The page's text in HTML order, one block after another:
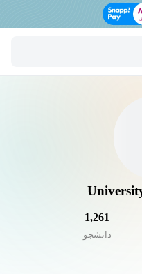
1,261
دانشجو